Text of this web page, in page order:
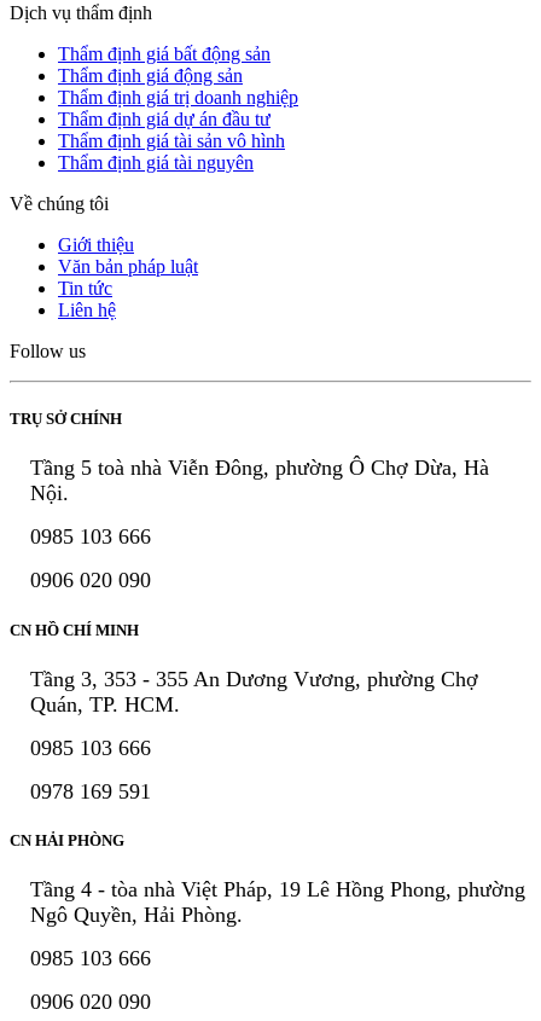
Dịch vụ thẩm định
Thẩm định giá bất động sản
Thẩm định giá động sản
Thẩm định giá trị doanh nghiệp
Thẩm định giá dự án đầu tư
Thẩm định giá tài sản vô hình
Thẩm định giá tài nguyên
Về chúng tôi
Giới thiệu
Văn bản pháp luật
Tin tức
Liên hệ
Follow us
TRỤ SỞ CHÍNH
Tầng 5 toà nhà Viễn Đông, phường Ô Chợ Dừa, Hà
Nội.
0985 103 666
0906 020 090
CN HỒ CHÍ MINH
Tầng 3, 353 - 355 An Dương Vương, phường Chợ
Quán, TP. HCM.
0985 103 666
0978 169 591
CN HẢI PHÒNG
Tầng 4 - tòa nhà Việt Pháp, 19 Lê Hồng Phong, phường
Ngô Quyền, Hải Phòng.
0985 103 666
0906 020 090